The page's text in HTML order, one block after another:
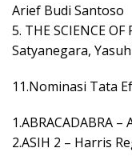
Arief Budi Santoso
5. THE SCIENCE
Satyanegara,
11.Nominasi Tata
1.ABRACADABRA
2.ASIH 2 – Harris